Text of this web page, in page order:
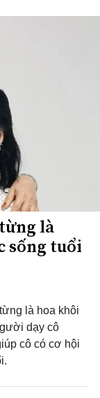
là
sống tuổi
là hoa khôi
dạy cô
cô có cơ hội